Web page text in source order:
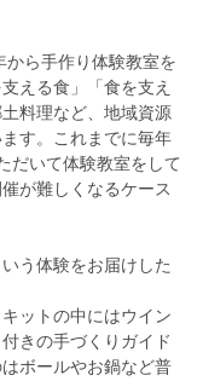
ら手作り体験教室を
える食」「食を支え
料理など、地域資源
す。これまでに毎年
だいて体験教室をして
が難しくなるケース
う体験をお届けした
ットの中にはウイン
きの手づくりガイド
ボールやお鍋など普